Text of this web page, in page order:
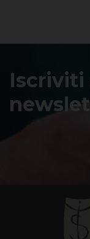
Iscriviti